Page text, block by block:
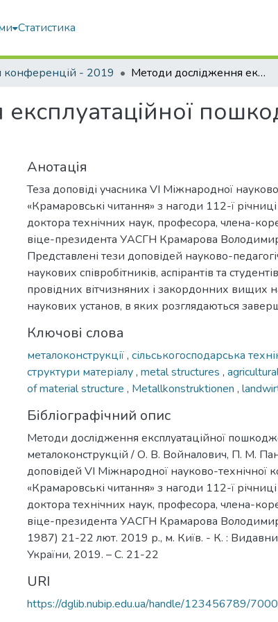
Статистика
конференцій - 2019 Методи дослідження експлуатаційної пошкодженості металоконструкцій
Анотація
Теза доповіді учасника VI Міжнародної
«Крамаровські читання» з нагоди 112-ї
доктора технічних наук, професора, члена-
віце-президента УАСГН Крамарова
Представлені тези доповідей науково-
наукових співробітників, аспірантів та
провідних вітчизняних і закордонних вищих
наукових установ, в яких розглядаються
Ключові слова
металоконструкції, сільськогосподарська
структури матеріалу, metal structures ,
of material structure , Metallkonstruktionen ,
Бібліографічний опис
Методи дослідження експлуатаційної
металоконструкцій / О. В. Войналович, П. М.
доповідей VI Міжнародної науково-технічної
«Крамаровські читання» з нагоди 112-ї
доктора технічних наук, професора, члена-
віце-президента УАСГН Крамарова
1987) 21-22 лют. 2019 р., м. Київ. - К. :
України, 2019. – C. 21-22
URI
https://dglib.nubip.edu.ua/handle/123456789/7000